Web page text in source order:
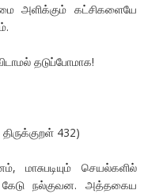
அளிக்கும் கட்சிகளையே
தடுப்போமாக!
432)
செயல்களில்
நல்குவன. அத்தகைய